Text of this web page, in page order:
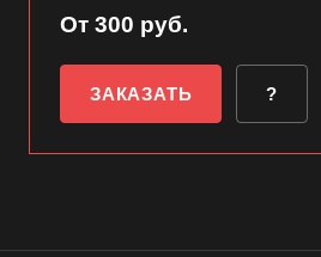
От 300 руб.
ЗАКАЗАТЬ ?